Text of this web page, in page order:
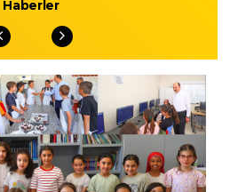
Haberler